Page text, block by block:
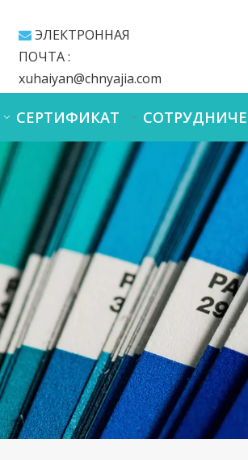
 ЭЛЕКТРОННАЯ
ПОЧТА :
xuhaiyan@chnyajia.com
СЕРТИФИКАТ